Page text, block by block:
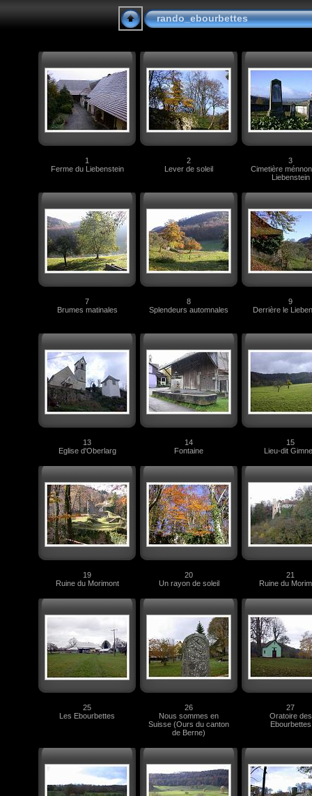
rando_ebourbettes
1
Ferme du Liebenstein
2
Lever de soleil
3
Cimetière
Liebenstein
7
Brumes matinales
8
Splendeurs automnales
9
Derrière le
13
Eglise d'Oberlarg
14
Fontaine
15
Lieu-dit
19
Ruine du Morimont
20
Un rayon de soleil
21
Ruine du
25
Les Ebourbettes
26
Nous sommes en
Suisse (Ours du canton
de Berne)
27
Oratoire des
Ebourbettes